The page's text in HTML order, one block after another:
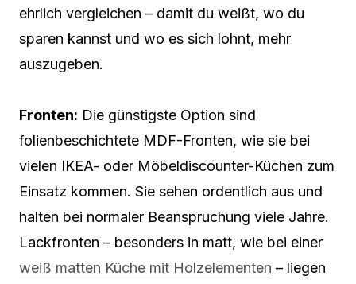
ehrlich vergleichen – damit du weißt, wo du
sparen kannst und wo es sich lohnt, mehr
auszugeben.
Fronten: Die günstigste Option sind
folienbeschichtete MDF-Fronten, wie sie bei
vielen IKEA- oder Möbeldiscounter-Küchen zum
Einsatz kommen. Sie sehen ordentlich aus und
halten bei normaler Beanspruchung viele Jahre.
Lackfronten – besonders in matt, wie bei einer
weiß matten Küche mit Holzelementen – liegen